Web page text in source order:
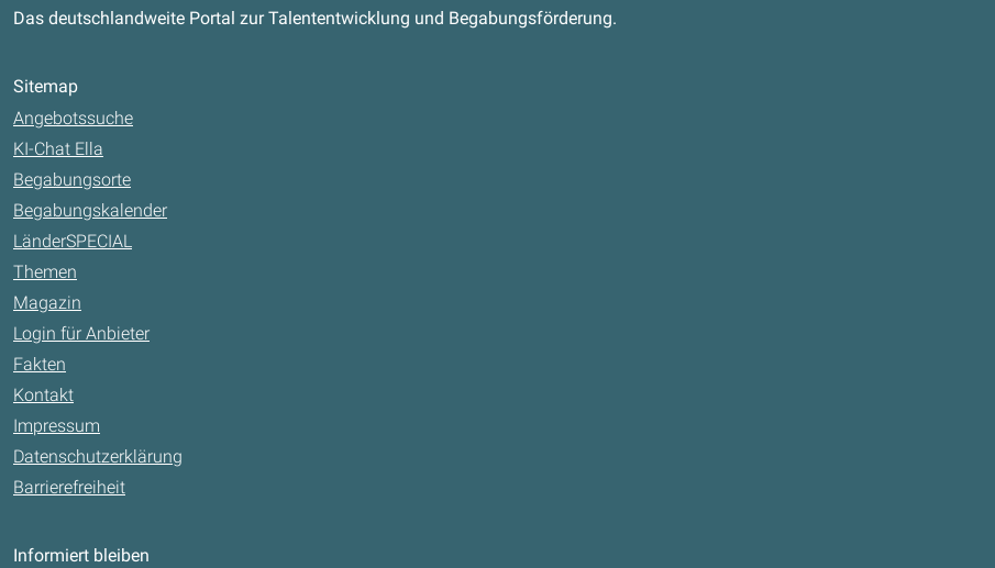
Das deutschlandweite Portal zur Talententwicklung und Begabungsförderung.
Sitemap
Angebotssuche
KI-Chat Ella
Begabungsorte
Begabungskalender
LänderSPECIAL
Themen
Magazin
Login für Anbieter
Fakten
Kontakt
Impressum
Datenschutzerklärung
Barrierefreiheit
Informiert bleiben